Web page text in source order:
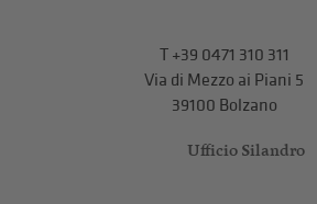
T+39 0471 310 311
Via di Mezzo ai Piani 5
39100 Bolzano
Ufficio Silandro